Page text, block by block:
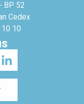
BP 52
Cedex
10